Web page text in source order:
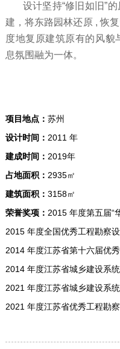
设计坚持“修旧如旧”
建，将东路园林还原 , 恢
度地复原建筑原有的风
息氛围融为一体。
项目地点： 苏州
设计时间： 2011 年
建成时间： 2019年
占地面积： 2935㎡
建筑面积： 3158㎡
荣誉奖项： 2015 年度第五届“
2015 年度全国优秀工程勘察
2014 年度江苏省第十六届优
2014 年度江苏省城乡建设系
2021 年度江苏省城乡建设系
2021 年度江苏省优秀工程勘